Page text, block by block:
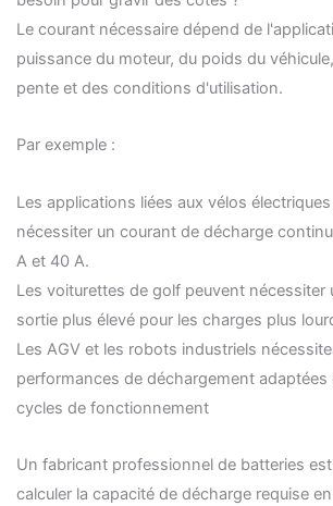
Le courant nécessaire dépend de
puissance du moteur, du poids du
pente et des conditions d'utilisation.
Par exemple :
Les applications liées aux vélos
nécessiter un courant de décharge
A et 40 A.
Les voiturettes de golf peuvent nécessiter
sortie plus élevé pour les charges plus
Les AGV et les robots industriels
performances de déchargement
cycles de fonctionnement
Un fabricant professionnel de batteries
calculer la capacité de décharge requise